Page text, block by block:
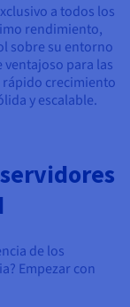
a todos los
rendimiento,
sobre su entorno
para las
rápido crecimiento
y escalable.
de los
Empezar con